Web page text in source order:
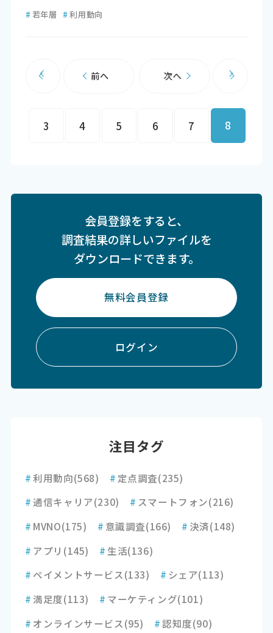
# 若年層 # 利用動向
前へ
3 4 5 6 7 8
次へ
会員登録をすると、
調査結果の詳しいファイルを
ダウンロードできます。
無料会員登録
ログイン
注目タグ
#利用動向(568) # 定点調査(235)
#通信キャリア(230) # スマートフォン(216)
# MVNO(175) # 意識調査(166) # 決済(148)
# アプリ (145) # 生活(136)
# ペイメントサービス(133) # シェア(113)
#満足度(113) # マーケティング(101)
# オンラインサービス(95) #認知度(90)